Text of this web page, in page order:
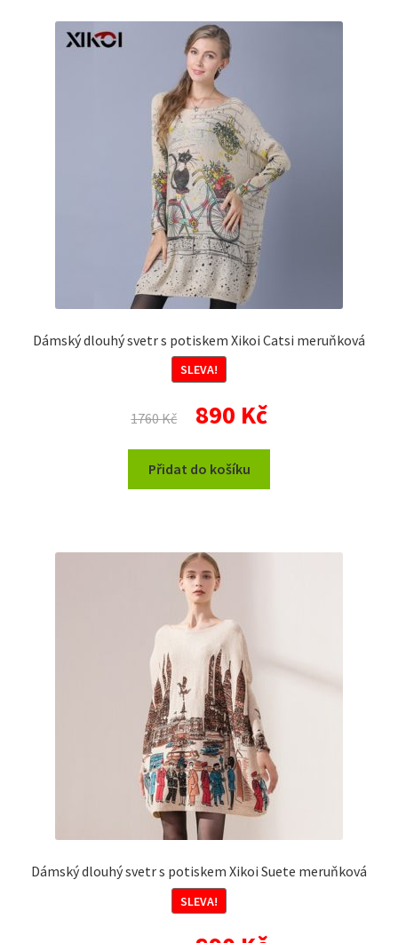
Dámský dlouhý svetr s potiskem Xikoi Catsi meruňková
SLEVA!
1760Kč
Původní
cena
byla:
1760 Kč.
890 KčAktuální
cena
je:
Přidat do košíku
Dámský dlouhý svetr s potiskem Xikoi Suete meruňková
SLEVA!
Původní Aktuální